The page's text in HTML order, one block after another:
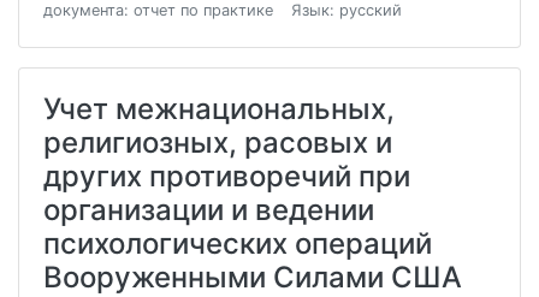
документа: отчет по практике
Язык: русский
Учет межнациональных,
религиозных, расовых и
других противоречий при
организации и ведении
психологических операций
Вооруженными Силами США